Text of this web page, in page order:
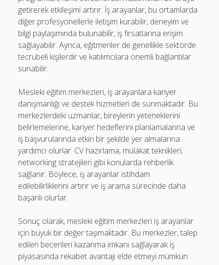
getirerek etkileşimi artırır. İş arayanlar, bu ortamlarda
diğer profesyonellerle iletişim kurabilir, deneyim ve
bilgi paylaşımında bulunabilir, iş fırsatlarına erişim
sağlayabilir. Ayrıca, eğitmenler de genellikle sektörde
tecrübeli kişilerdir ve katılımcılara önemli bağlantılar
sunabilir.
Mesleki eğitim merkezleri, iş arayanlara kariyer
danışmanlığı ve destek hizmetleri de sunmaktadır. Bu
merkezlerdeki uzmanlar, bireylerin yeteneklerini
belirlemelerine, kariyer hedeflerini planlamalarına ve
iş başvurularında etkin bir şekilde yer almalarına
yardımcı olurlar. CV hazırlama, mülakat teknikleri,
networking stratejileri gibi konularda rehberlik
sağlanır. Böylece, iş arayanlar istihdam
edilebilirliklerini artırır ve iş arama sürecinde daha
başarılı olurlar.
Sonuç olarak, mesleki eğitim merkezleri iş arayanlar
için büyük bir değer taşımaktadır. Bu merkezler, talep
edilen becerileri kazanma imkanı sağlayarak iş
piyasasında rekabet avantajı elde etmeyi mümkün